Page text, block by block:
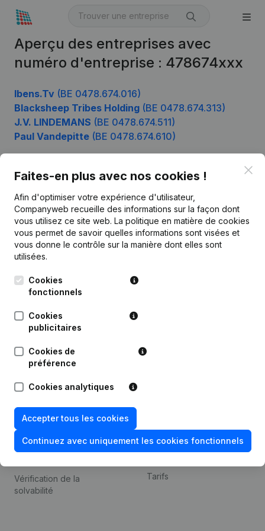
Aperçu des entreprises avec
numéro d'entreprise : 478674xxx
Ibens.Tv (BE 0478.674.016)
Blacksheep Tribes Holding (BE 0478.674.313)
J.V. LINDEMANS (BE 0478.674.511)
Paul Vandepitte (BE 0478.674.610)
Faites-en plus avec nos cookies !
Afin d'optimiser votre expérience d'utilisateur,
Companyweb recueille des informations sur la façon dont
vous utilisez ce site web. La politique en matière de cookies
vous permet de savoir quelles informations sont visées et
vous donne le contrôle sur la manière dont elles sont
utilisées.
Cookies
fonctionnels
Cookies
publicitaires
Cookies de
préférence
Cookies analytiques
Accepter tous les cookies
Continuez avec uniquement les cookies fonctionnels
Français
Leuvensesteenweg
248D,
Produit
Informations d’entreprise
Monitoring
Recherche internationale
Thème
de la fraude
Consulter des comptes
annuels
Recherche de numéro de
Vérification de la
solvabilité
Contact
Tarifs